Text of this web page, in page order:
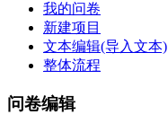
我的问卷
新建项目
文本编辑(导入文本)
整体流程
问卷编辑